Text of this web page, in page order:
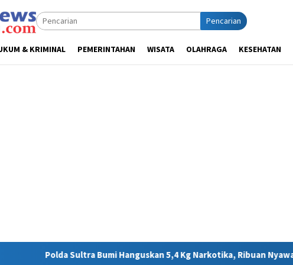
Pencarian
& KRIMINAL PEMERINTAHAN WISATA OLAHRAGA KESEHATAN
Hanguskan 5,4 Kg Narkotika, Ribuan Nyawa Terhindar dari Bahaya